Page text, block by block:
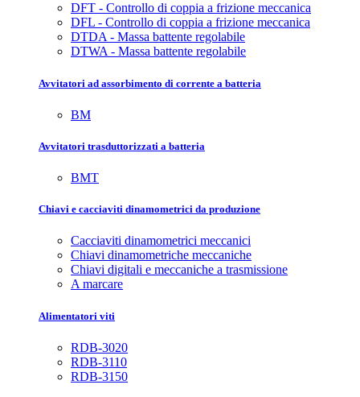
DFT - Controllo di coppia a frizione meccanica
DFL - Controllo di coppia a frizione meccanica
DTDA - Massa battente regolabile
DTWA - Massa battente regolabile
Avvitatori ad assorbimento di corrente a batteria
BM
Avvitatori trasduttorizzati a batteria
BMT
Chiavi e cacciaviti dinamometrici da produzione
Cacciaviti dinamometrici meccanici
Chiavi dinamometriche meccaniche
Chiavi digitali e meccaniche a trasmissione
A marcare
Alimentatori viti
RDB-3020
RDB-3110
RDB-3150